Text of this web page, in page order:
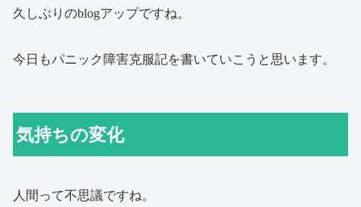
久しぶりのblogアップですね。
今日もパニック障害克服記を書いていこうと思います。
気持ちの変化
人間って不思議ですね。